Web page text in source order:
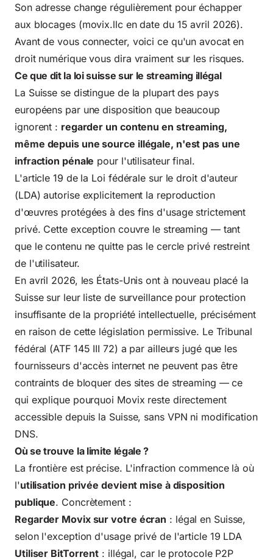
Son adresse change régulièrement pour échapper
aux blocages (movix.llc en date du 15 avril 2026).
Avant de vous connecter, voici ce qu'un avocat en
droit numérique vous dira vraiment sur les risques.
Ce que dit la loi suisse sur le streaming illégal
La Suisse se distingue de la plupart des pays
européens par une disposition que beaucoup
ignorent : regarder un contenu en streaming,
même depuis une source illégale, n'est pas une
infraction pénale pour l'utilisateur final.
L'article 19 de la Loi fédérale sur le droit d'auteur
(LDA) autorise explicitement la reproduction
d'œuvres protégées à des fins d'usage strictement
privé. Cette exception couvre le streaming — tant
que le contenu ne quitte pas le cercle privé restreint
de l'utilisateur.
En avril 2026, les États-Unis ont à nouveau placé la
Suisse sur leur liste de surveillance pour protection
insuffisante de la propriété intellectuelle, précisément
en raison de cette législation permissive. Le Tribunal
fédéral (ATF 145 III 72) a par ailleurs jugé que les
fournisseurs d'accès internet ne peuvent pas être
contraints de bloquer des sites de streaming — ce
qui explique pourquoi Movix reste directement
accessible depuis la Suisse, sans VPN ni modification
DNS.
Où se trouve la limite légale ?
La frontière est précise. L'infraction commence là où
l'utilisation privée devient mise à disposition
publique. Concrètement :
Regarder Movix sur votre écran : légal en Suisse,
selon l'exception d'usage privé de l'article 19 LDA
Utiliser BitTorrent : illégal, car le protocole P2P